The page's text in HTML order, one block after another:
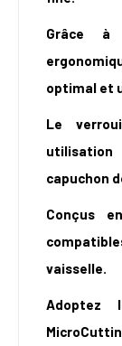
Grâce à
optimal et
Le
capuchon
Conçus
vaisselle.
Adoptez